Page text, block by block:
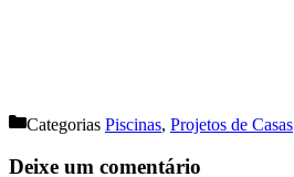
Categorias Piscinas, Projetos de Casas
Deixe um comentário